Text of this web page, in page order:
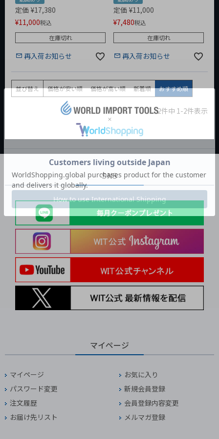
定価 ¥17,380
¥11,000税込
在庫切れ
再入荷お知らせ
定価 ¥11,000
¥7,480税込
在庫切れ
再入荷お知らせ
並び替え 価格が安い順 価格が高い順 新着順 おすすめ順
2件中 1-2件表示
SNS
マイページ
マイページ
お気に入り
パスワード変更
新規会員登録
注文履歴
会員登録内容変更
お届け先リスト
メルマガ登録